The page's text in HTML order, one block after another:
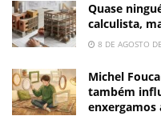
Quase
calculista,
8 DE AGOSTO
Michel
também
enxergamos